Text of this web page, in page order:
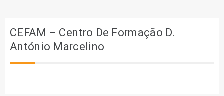
CEFAM – Centro De Formação D.
António Marcelino